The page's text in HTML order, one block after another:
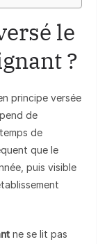
le
?
principe versée
de
de
que le
puis visible
ne se lit pas